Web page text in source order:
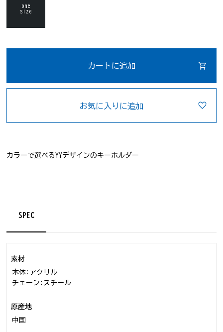
one
size
カートに追加
お気に入りに追加
カラーで選べるYYデザインのキーホルダー
SPEC
素材
本体:アクリル
チェーン:スチール
原産地
中国